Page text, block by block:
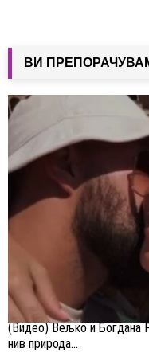
ВИ
(Видео) Вељко и Богдана
нив природа...